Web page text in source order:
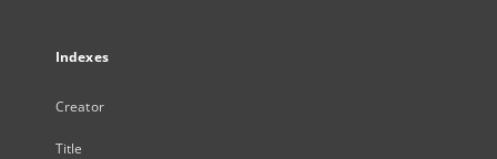
Indexes
Creator
Title